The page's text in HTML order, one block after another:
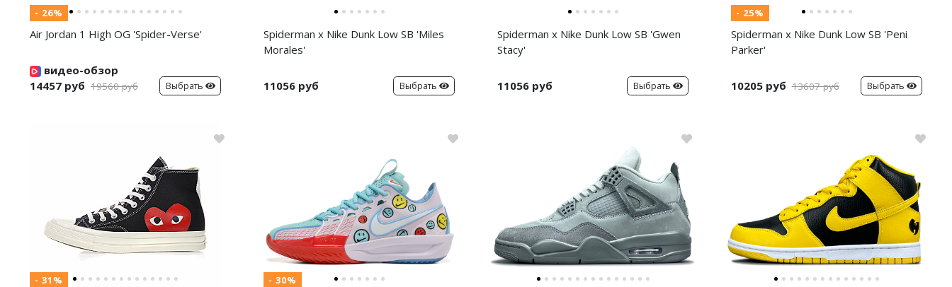
- 26%
Air Jordan 1 High OG 'Spider-Verse'
видео-обзор
14457 руб 19560 руб Выбрать
Spiderman x Nike Dunk Low SB 'Miles
Morales'
11056 руб Выбрать
Spiderman x Nike Dunk Low SB 'Gwen
Stacy'
11056 руб Выбрать
- 25%
Spiderman x Nike Dunk Low SB 'Peni
Parker'
10205 руб 13607 руб Выбрать
- 31% - 30%